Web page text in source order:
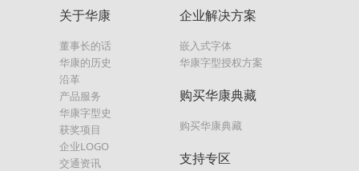
关于华康
董事长的话
华康的历史
沿革
产品服务
华康字型史
获奖项目
企业LOGO
交通资讯
企业解决方案
嵌入式字体
华康字型授权方案
购买华康典藏
购买华康典藏
支持专区